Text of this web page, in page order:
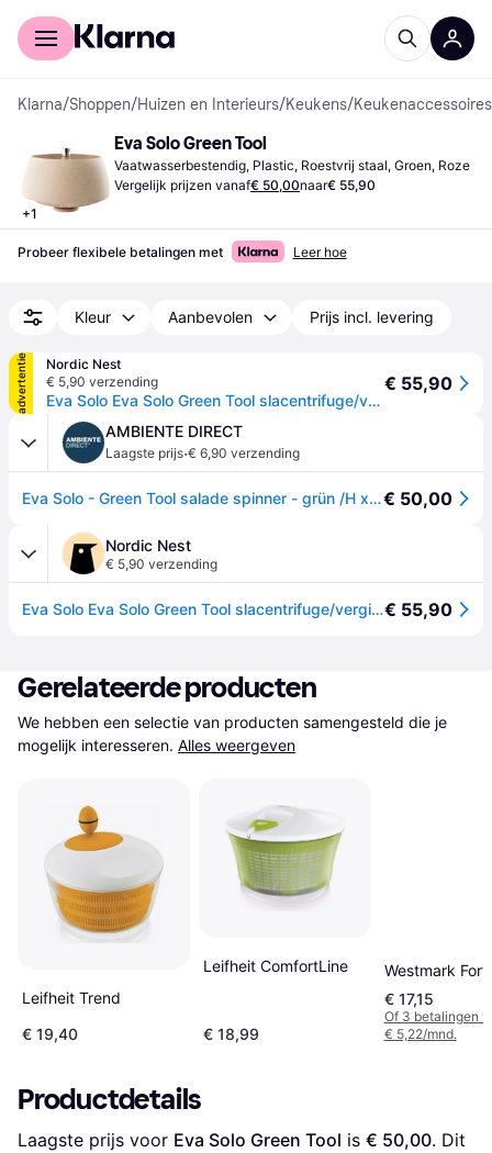
Voor shoppers
Klarna/Shoppen/Huizen en Interieurs/Keukens/Keukenaccessoires
+1
Eva Solo Green Tool
Vaatwasserbestendig, Plastic, Roestvrij staal, Groen, Roze
Vergelijk prijzen vanaf€ 50,00naar€ 55,90
Probeer flexibele betalingen met Leer hoe
Kleur Aanbevolen Prijs incl. levering
advertentie
Nordic Nest
€ 5,90 verzending
Eva Solo Eva Solo Green Tool slacentrifuge/vergiet Groen
€ 55,90
AMBIENTE DIRECT
Laagste prijs·€ 6,90 verzending
Eva Solo - Green Tool salade spinner - grün /H x Ø 17x24cm/spülmaschinenfest€ 50,00
Nordic Nest
€ 5,90 verzending
Eva Solo Eva Solo Green Tool slacentrifuge/vergiet Groen€ 55,90
Gerelateerde producten
We hebben een selectie van producten samengesteld die je
mogelijk interesseren. Alles weergeven
Leifheit Trend
€ 19,40
Leifheit ComfortLine
€ 18,99
Westmark
€ 17,15
Of 3 betalingen
€ 5,22/mnd.
Productdetails
Laagste prijs voor Eva Solo Green Tool is € 50,00. Dit